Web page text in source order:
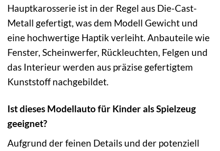
Hauptkarosserie ist in der Regel aus Die-Cast-
Metall gefertigt, was dem Modell Gewicht und
eine hochwertige Haptik verleiht. Anbauteile wie
Fenster, Scheinwerfer, Rückleuchten, Felgen und
das Interieur werden aus präzise gefertigtem
Kunststoff nachgebildet.
Ist dieses Modellauto für Kinder als Spielzeug
geeignet?
Aufgrund der feinen Details und der potenziell